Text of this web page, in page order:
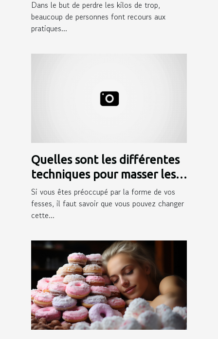
Dans le but de perdre les kilos de trop,
beaucoup de personnes font recours aux
pratiques...
Quelles sont les différentes
techniques pour masser les
fesses ?
Si vous êtes préoccupé par la forme de vos
fesses, il faut savoir que vous pouvez changer
cette...